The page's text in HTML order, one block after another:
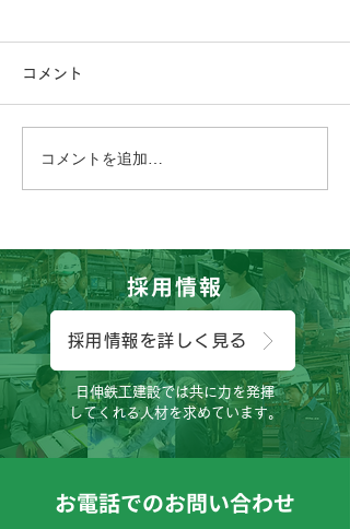
こんにちは、広報担当のH
コメント
コメントを追加…
採用情報
採用情報を詳しく見る
日伸鉄工建設では共に力を発揮
してくれる人材を求めています。
お電話でのお問い合わせ